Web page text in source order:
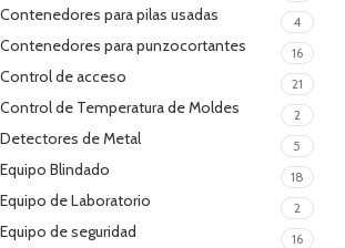
Contenedores para pilas usadas 4
Contenedores para punzocortantes 16
Control de acceso 21
Control de Temperatura de Moldes 2
Detectores de Metal 5
Equipo Blindado 18
Equipo de Laboratorio 2
Equipo de seguridad 16